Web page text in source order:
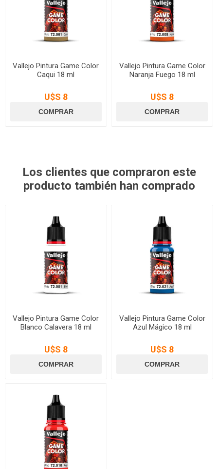
Vallejo Pintura Game Color
Caqui 18 ml
U$S 8
Vallejo Pintura Game Color
Naranja Fuego 18 ml
U$S 8
Los clientes que compraron este
producto también han comprado
Vallejo Pintura Game Color
Blanco Calavera 18 ml
U$S 8
Vallejo Pintura Game Color
Azul Mágico 18 ml
U$S 8